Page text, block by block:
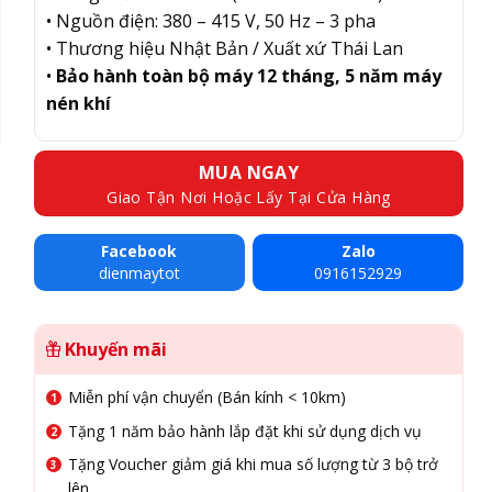
• Nguồn điện: 380 – 415 V, 50 Hz – 3 pha
• Thương hiệu Nhật Bản / Xuất xứ Thái Lan
• Bảo hành toàn bộ máy 12 tháng, 5 năm máy
nén khí
MUA NGAY
Giao Tận Nơi Hoặc Lấy Tại Cửa Hàng
Facebook
dienmaytot
Zalo
0916152929
Khuyến mãi
Miễn phí vận chuyển (Bán kính < 10km)
Tặng 1 năm bảo hành lắp đặt khi sử dụng dịch vụ
Tặng Voucher giảm giá khi mua số lượng từ 3 bộ trở